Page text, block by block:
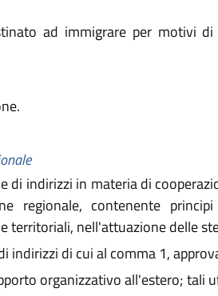
ad immigrare per motivi
di indirizzi in materia di
regionale, contenente
territoriali, nell'attuazione delle
indirizzi di cui al comma 1,
organizzativo all'estero; tali